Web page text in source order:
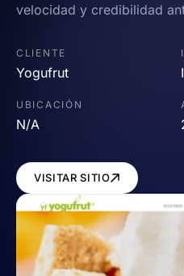
velocidad y credibilidad
CLIENTE
Yogufrut
UBICACIÓN
N/A
VISITAR SITIO